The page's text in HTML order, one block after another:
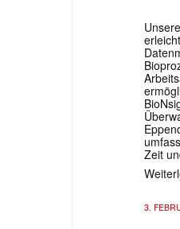
Zeit
3.